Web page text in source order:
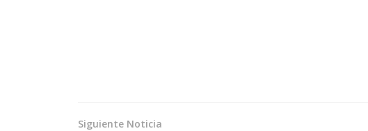
Siguiente Noticia